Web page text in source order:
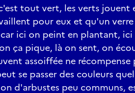
tout vert, les verts jouent
pour eux et qu'un
car ici on peint en plantant,
ça pique, là on sent, on
assoiffée ne
se passer des couleurs
d'arbustes peu communs,